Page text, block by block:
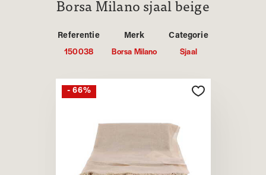
Borsa Milano sjaal beige
Referentie
150038
Merk
Borsa Milano
Categorie
Sjaal
- 66%